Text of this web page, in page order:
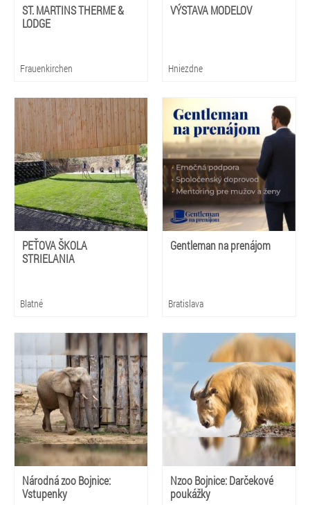
ST. MARTINS THERME &
LODGE
Frauenkirchen
VÝSTAVA MODELOV
Hniezdne
PEŤOVA ŠKOLA
STRIELANIA
Blatné
Gentleman na prenájom
Bratislava
Národná zoo Bojnice:
Vstupenky
Nzoo Bojnice: Darčekové
poukážky